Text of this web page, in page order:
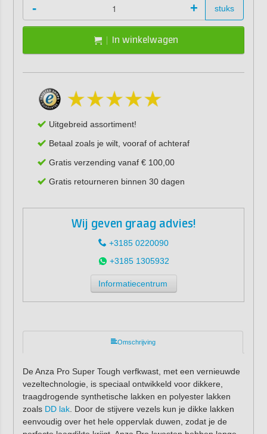
- + stuks
In winkelwagen
Uitgebreid assortiment!
Betaal zoals je wilt, vooraf of achteraf
Gratis verzending vanaf € 100,00
Gratis retourneren binnen 30 dagen
Wij geven graag advies!
+3185 0220090
+3185 1305932
Informatiecentrum
Omschrijving
De Anza Pro Super Tough verfkwast, met een vernieuwde
vezeltechnologie, is speciaal ontwikkeld voor dikkere,
traagdrogende synthetische lakken en polyester lakken
zoals DD lak. Door de stijvere vezels kun je dikke lakken
eenvoudig over het hele oppervlak duwen, zodat je de